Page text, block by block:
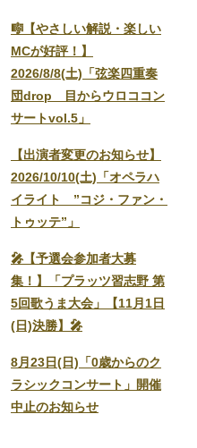
🎼【やさしい解説・楽しい
MCが好評！】
2026/8/8(土)「弦楽四重奏
団drop 目からウロココン
サートvol.5」
【出演者変更のお知らせ】
2026/10/10(土)「オペラハ
イライト ”コジ・ファン・
トゥッテ”」
🎤【予選会参加者大募
集！】「プラッツ習志野 第
5回歌うま大会」【11月1日
(日)決勝】🎤
8月23日(日)「0歳からのク
ラシックコンサート」開催
中止のお知らせ